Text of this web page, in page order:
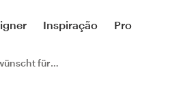
Inspiração Pro
für Zum André